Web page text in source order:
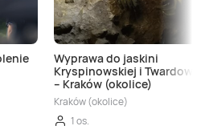
Wyprawa do jaskini
Kryspinowskiej i
– Kraków (okolice)
Kraków (okolice)
1 os.